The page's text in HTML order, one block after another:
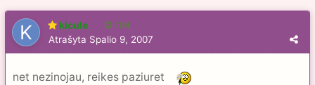
kicule 104
Atrašyta Spalio 9, 2007
net nezinojau, reikes paziuret